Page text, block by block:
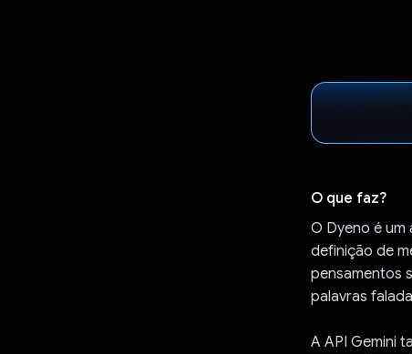
O que faz?
O Dyeno é
definição de
pensamentos
palavras
A API Gemini